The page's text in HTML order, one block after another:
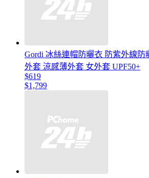
Gordi 冰絲連帽防曬衣 防紫外線
外套 涼感薄外套 女外套 UPF50+
$619
$1,799